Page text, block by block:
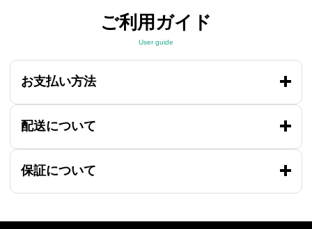
ご利用ガイド
User guide
お支払い方法
配送について
保証について